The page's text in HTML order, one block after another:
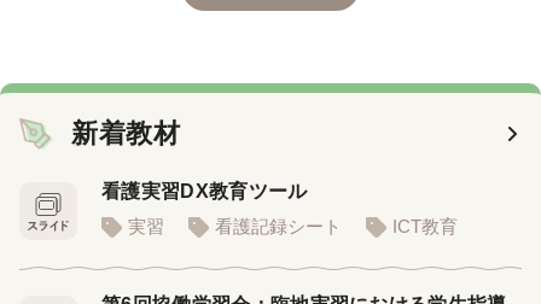
新着教材
看護実習DX教育ツール
実習
看護記録シート ICT教育